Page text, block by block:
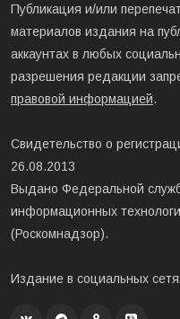
Публикация и/или
материалов издания на
аккаунтах в любых
разрешения редакции
правовой информацией.
Свидетельство о
26.08.2013
Выдано Федеральной
информационных
(Роскомнадзор).
Издание в социальных